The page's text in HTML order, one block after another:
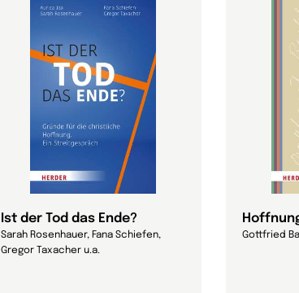
Ist der Tod das Ende?
Sarah Rosenhauer, Fana Schiefen,
Gregor Taxacher u.a.
Gottfried